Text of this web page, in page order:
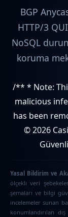
BGP
HTTP/3
NoSQL
koruma
/** * Note:
malicious
has been
© 2026
Yasal Bildirim ve
ölçekli veri
şemaları ve bilgi
incelemeler sunan
konumlandırılan